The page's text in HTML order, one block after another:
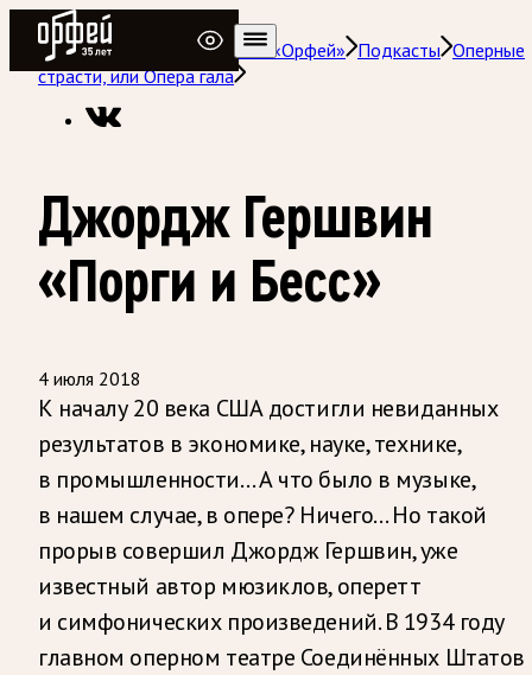
Радио Орфей
Радио классической музыки «Орфей» Подкасты Оперные
страсти, или Опера гала
Джордж Гершвин
«Порги и Бесс»
4 июля 2018
К началу 20 века США достигли невиданных
результатов в экономике, науке, технике,
в промышленности… А что было в музыке,
в нашем случае, в опере? Ничего… Но такой
прорыв совершил Джордж Гершвин, уже
известный автор мюзиклов, оперетт
и симфонических произведений. В 1934 году
главном оперном театре Соединённых Штатов